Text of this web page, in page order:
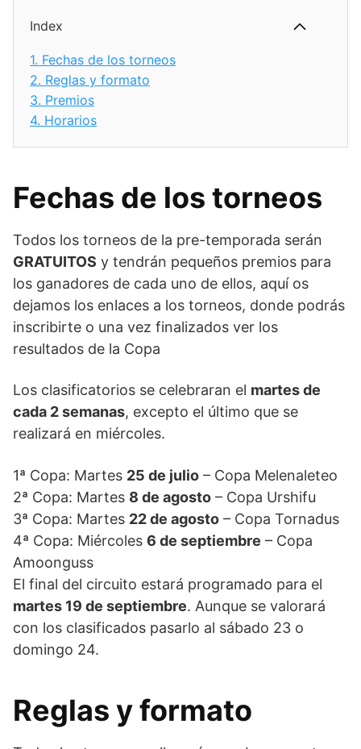
Index
1. Fechas de los torneos
2. Reglas y formato
3. Premios
4. Horarios
Fechas de los torneos
Todos los torneos de la pre-temporada serán
GRATUITOS y tendrán pequeños premios para
los ganadores de cada uno de ellos, aquí os
dejamos los enlaces a los torneos, donde podrás
inscribirte o una vez finalizados ver los
resultados de la Copa
Los clasificatorios se celebraran el martes de
cada 2 semanas, excepto el último que se
realizará en miércoles.
1ª Copa: Martes 25 de julio – Copa Melenaleteo
2ª Copa: Martes 8 de agosto – Copa Urshifu
3ª Copa: Martes 22 de agosto – Copa Tornadus
4ª Copa: Miércoles 6 de septiembre – Copa
Amoonguss
El final del circuito estará programado para el
martes 19 de septiembre. Aunque se valorará
con los clasificados pasarlo al sábado 23 o
domingo 24.
Reglas y formato